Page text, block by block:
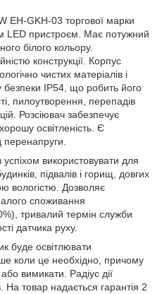
EH-GKH-03 торгової марки
LED пристроєм. Має потужний
білого кольору.
конструкції. Корпус
чистих матеріалів і
безпеки IP54, що робить його
пилоутворення, перепадів
Розсіювач забезпечує
освітленість. Є
перенапруги.
використовувати для
підвалів і горищ, довгих
вологістю. Дозволяє
споживання
тривалий термін служби
датчика руху.
буде освітлювати
коли це необхідно, причому
вимикати. Радіус дії
На товар надається гарантія 2